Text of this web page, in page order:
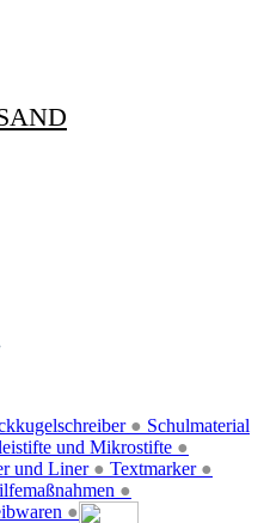
●
und Mikrostifte ●
und Liner ● Textmarker ●
●
●
Schulmaterial